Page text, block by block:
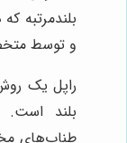
بلندمرتبه
و توسط
راپل یک
بلند است.
طناب‌های